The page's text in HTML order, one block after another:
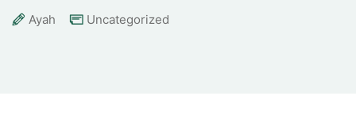
Ayah Uncategorized